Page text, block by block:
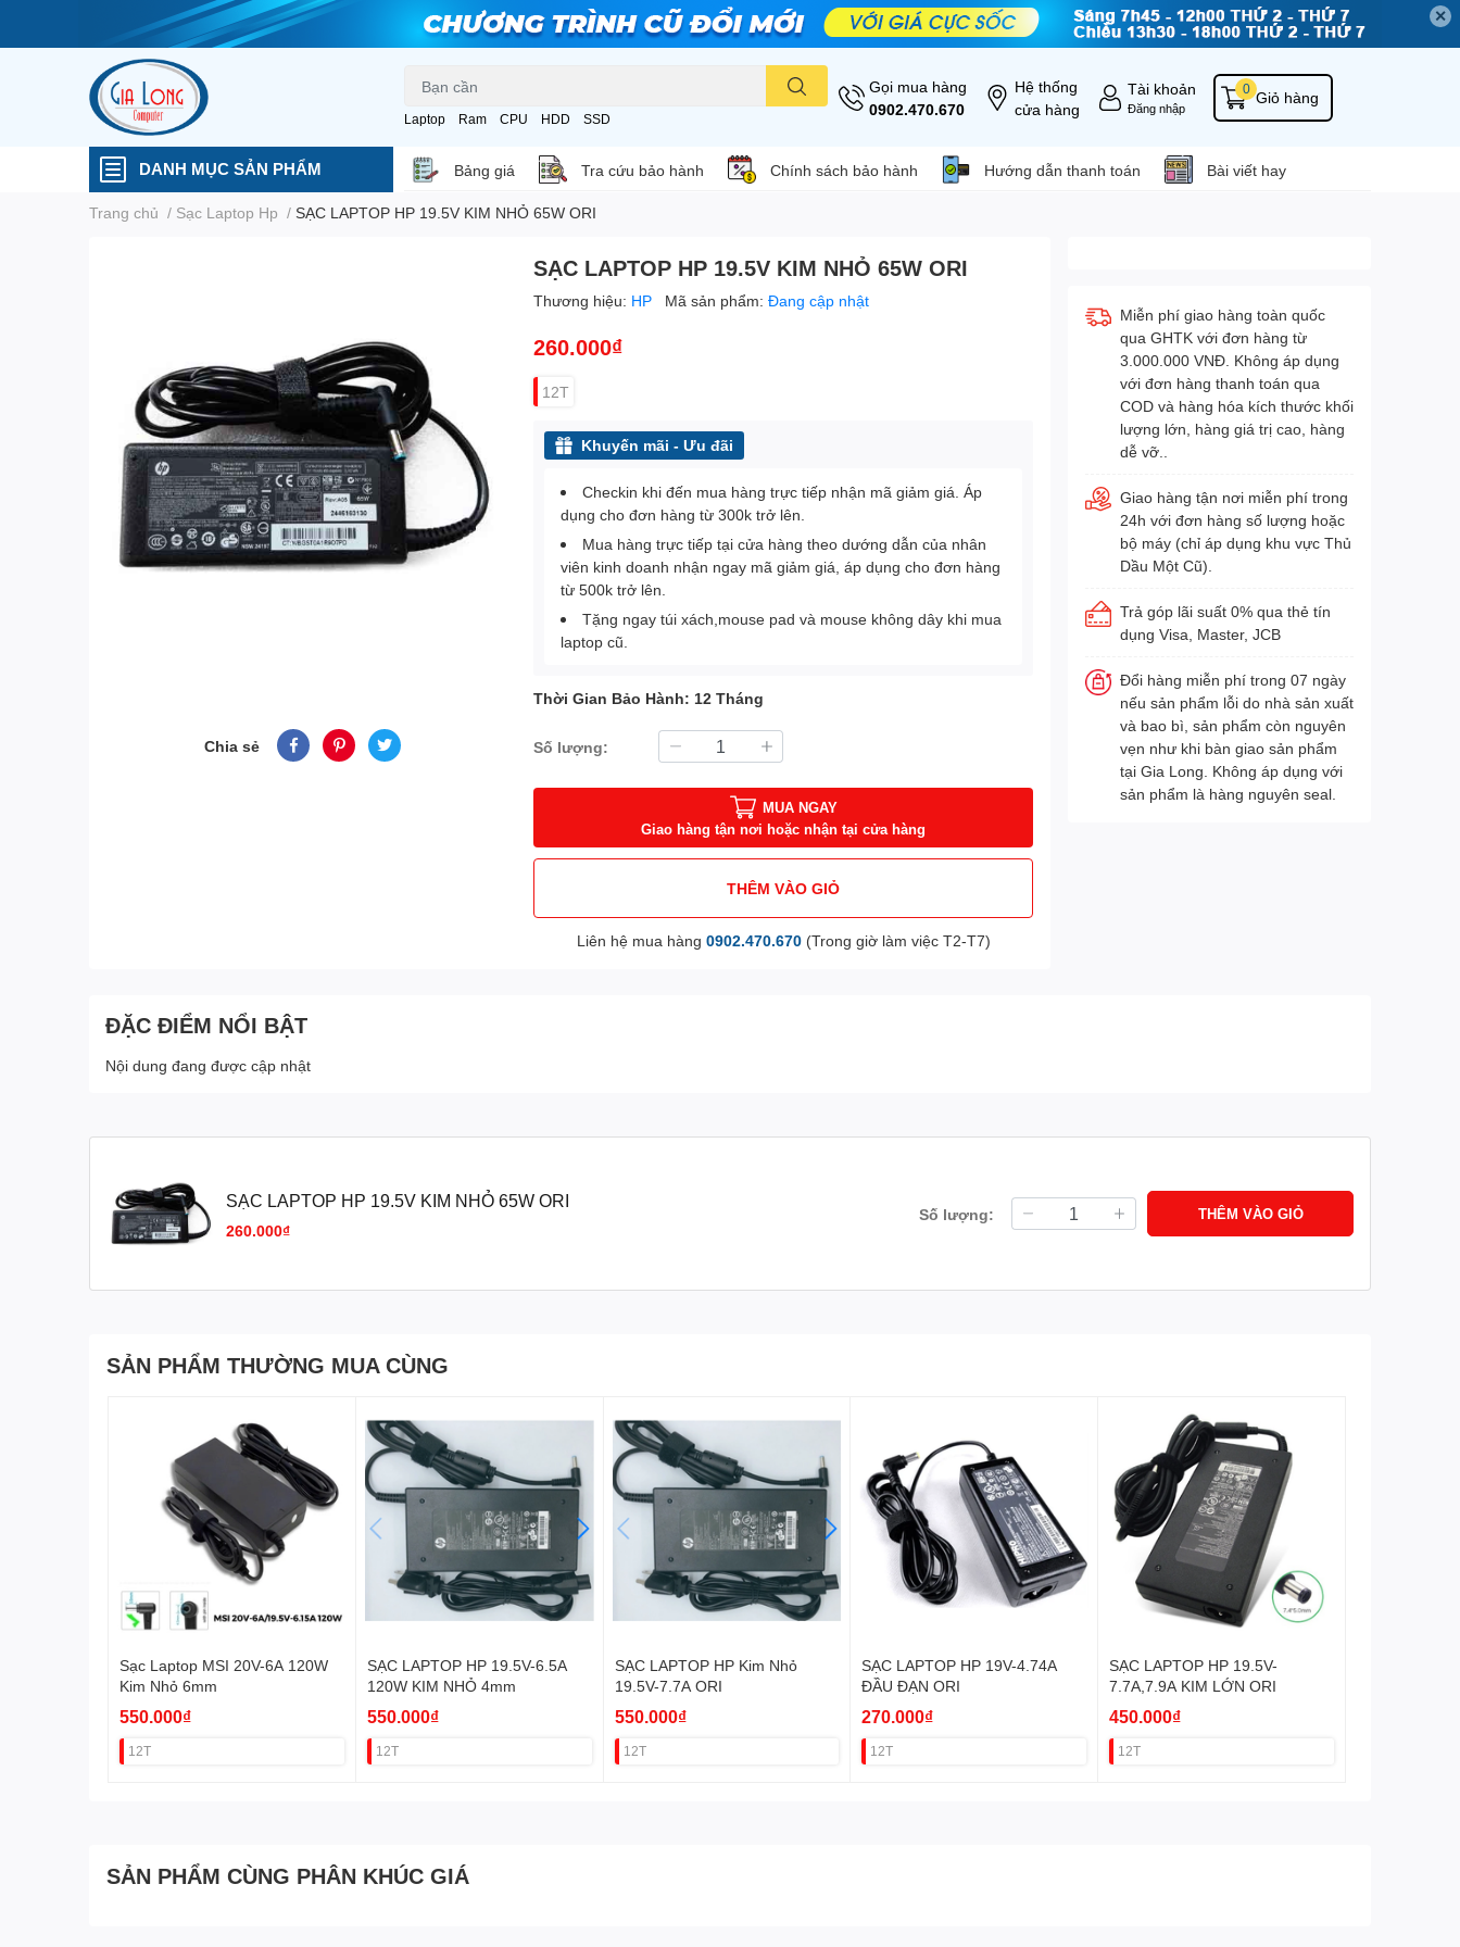
✕
Laptop Ram CPU HDD SSD
Gọi mua hàng
0902.470.670
Hệ thống
cửa hàng
Tài khoản
Đăng nhập
Giỏ hàng
0
DANH MỤC SẢN PHẨM Bảng giá Tra cứu bảo hành Chính sách bảo hành Hướng dẫn thanh toán Bài viết hay
Trang chủ / Sạc Laptop Hp / SẠC LAPTOP HP 19.5V KIM NHỎ 65W ORI
Chia sẻ
SẠC LAPTOP HP 19.5V KIM NHỎ 65W ORI
Thương hiệu: HP Mã sản phẩm:Đang cập nhật
260.000₫
12T
Khuyến mãi - Ưu đãi
Checkin khi đến mua hàng trực tiếp nhận mã giảm giá. Áp
dụng cho đơn hàng từ 300k trở lên.
Mua hàng trực tiếp tại cửa hàng theo dướng dẫn của nhân
viên kinh doanh nhận ngay mã giảm giá, áp dụng cho đơn hàng
từ 500k trở lên.
Tặng ngay túi xách,mouse pad và mouse không dây khi mua
laptop cũ.
Thời Gian Bảo Hành: 12 Tháng
Số lượng:
MUA NGAY
Giao hàng tận nơi hoặc nhận tại cửa hàng
THÊM VÀO GIỎ
Liên hệ mua hàng 0902.470.670(Trong giờ làm việc T2-T7)
Miễn phí giao hàng toàn quốc
qua GHTK với đơn hàng từ
3.000.000 VNĐ. Không áp dụng
với đơn hàng thanh toán qua
COD và hàng hóa kích thước khối
lượng lớn, hàng giá trị cao, hàng
dễ vỡ..
Giao hàng tận nơi miễn phí trong
24h với đơn hàng số lượng hoặc
bộ máy (chỉ áp dụng khu vực Thủ
Dầu Một Cũ).
Trả góp lãi suất 0% qua thẻ tín
dụng Visa, Master, JCB
Đổi hàng miễn phí trong 07 ngày
nếu sản phẩm lỗi do nhà sản xuất
và bao bì, sản phẩm còn nguyên
vẹn như khi bàn giao sản phẩm
tại Gia Long. Không áp dụng với
sản phẩm là hàng nguyên seal.
ĐẶC ĐIỂM NỔI BẬT
Nội dung đang được cập nhật
SẠC LAPTOP HP 19.5V KIM NHỎ 65W ORI
260.000₫
Số lượng: THÊM VÀO GIỎ
SẢN PHẨM THƯỜNG MUA CÙNG
Sạc Laptop MSI 20V-6A 120W
Kim Nhỏ 6mm
550.000₫
12T
SẠC LAPTOP HP 19.5V-6.5A
120W KIM NHỎ 4mm
550.000₫
12T
SẠC LAPTOP HP Kim Nhỏ
19.5V-7.7A ORI
550.000₫
12T
SẠC LAPTOP HP 19V-4.74A
ĐẦU ĐẠN ORI
270.000₫
12T
SẠC LAPTOP HP 19.5V-
7.7A,7.9A KIM LỚN ORI
450.000₫
12T
SẢN PHẨM CÙNG PHÂN KHÚC GIÁ